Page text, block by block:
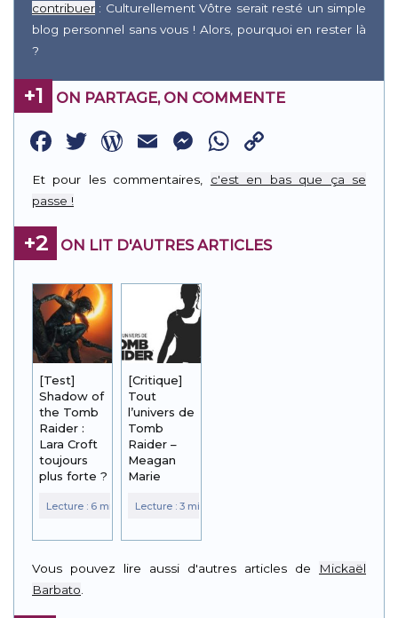
contribuer : Culturellement Vôtre serait resté un simple
blog personnel sans vous ! Alors, pourquoi en rester là
?
+1 ON PARTAGE, ON COMMENTE
Facebook
Twitter
WordPress
EmailMessenger
WhatsApp
Link
Et pour les commentaires, c'est en bas que ça se
passe !
+2 ON LIT D'AUTRES ARTICLES
[Test]
Shadow of
the Tomb
Raider :
Lara Croft
toujours
plus forte ?
[Critique]
Tout
l’univers de
Tomb
Raider –
Meagan
Marie
Vous pouvez lire aussi d'autres articles de
Mickaël
Barbato